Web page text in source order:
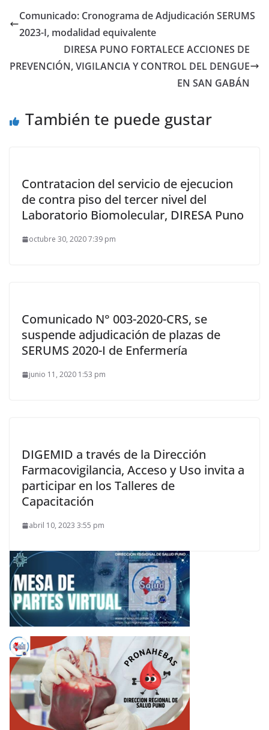
Comunicado: Cronograma de Adjudicación SERUMS
2023-I, modalidad equivalente
DIRESA PUNO FORTALECE ACCIONES DE
PREVENCIÓN, VIGILANCIA Y CONTROL DEL DENGUE
EN SAN GABÁN
También te puede gustar
Contratacion del servicio de ejecucion
de contra piso del tercer nivel del
Laboratorio Biomolecular, DIRESA Puno
octubre 30, 2020 7:39 pm
Comunicado N° 003-2020-CRS, se
suspende adjudicación de plazas de
SERUMS 2020-I de Enfermería
junio 11, 2020 1:53 pm
DIGEMID a través de la Dirección
Farmacovigilancia, Acceso y Uso invita a
participar en los Talleres de
Capacitación
abril 10, 2023 3:55 pm